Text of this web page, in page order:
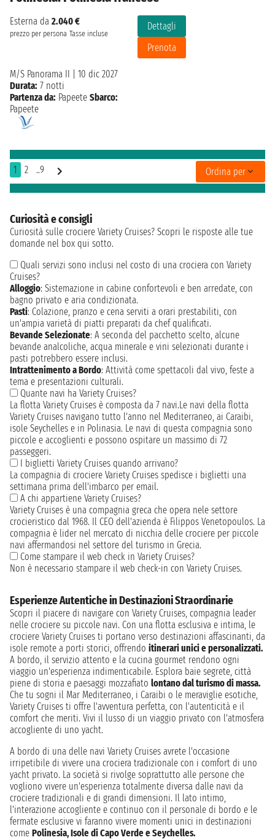
Esterna da 2.040 €
prezzo per persona Tasse incluse
Dettagli
Prenota
M/S Panorama II
10 dic 2027
Durata: 7 notti
Partenza da: Papeete Sbarco:
Papeete
1 2 ..9 Ordina per
Curiosità e consigli
Curiosità sulle crociere Variety Cruises? Scopri le risposte alle tue
domande nel box qui sotto.
Quali servizi sono inclusi nel costo di una crociera con Variety
Cruises?
Alloggio: Sistemazione in cabine confortevoli e ben arredate, con
bagno privato e aria condizionata.
Pasti: Colazione, pranzo e cena serviti a orari prestabiliti, con
un'ampia varietà di piatti preparati da chef qualificati.
Bevande Selezionate: A seconda del pacchetto scelto, alcune
bevande analcoliche, acqua minerale e vini selezionati durante i
pasti potrebbero essere inclusi.
Intrattenimento a Bordo: Attività come spettacoli dal vivo, feste a
tema e presentazioni culturali.
Quante navi ha Variety Cruises?
La flotta Variety Cruises è composta da 7 navi.Le navi della flotta
Variety Cruises navigano tutto l'anno nel Mediterraneo, ai Caraibi,
isole Seychelles e in Polinasia. Le navi di questa compagnia sono
piccole e accoglienti e possono ospitare un massimo di 72
passeggeri.
I biglietti Variety Cruises quando arrivano?
La compagnia di crociere Variety Cruises spedisce i biglietti una
settimana prima dell'imbarco per email.
A chi appartiene Variety Cruises?
Variety Cruises è una compagnia greca che opera nele settore
crocieristico dal 1968. Il CEO dell'azienda è Filippos Venetopoulos. La
compagnia è lider nel mercato di nicchia delle crociere per piccole
navi affermandosi nel settore del turismo in Grecia.
Come stampare il web check in Variety Cruises?
Non è necessario stampare il web check-in con Variety Cruises.
Esperienze Autentiche in Destinazioni Straordinarie
Scopri il piacere di navigare con Variety Cruises, compagnia leader
nelle crociere su piccole navi. Con una flotta esclusiva e intima, le
crociere Variety Cruises ti portano verso destinazioni affascinanti, da
isole remote a porti storici, offrendo itinerari unici e personalizzati.
A bordo, il servizio attento e la cucina gourmet rendono ogni
viaggio un'esperienza indimenticabile. Esplora baie segrete, città
piene di storia e paesaggi mozzafiato lontano dal turismo di massa.
Che tu sogni il Mar Mediterraneo, i Caraibi o le meraviglie esotiche,
Variety Cruises ti offre l'avventura perfetta, con l'autenticità e il
comfort che meriti. Vivi il lusso di un viaggio privato con l'atmosfera
accogliente di uno yacht.
A bordo di una delle navi Variety Cruises avrete l'occasione
irripetibile di vivere una crociera tradizionale con i comfort di uno
yacht privato. La società si rivolge soprattutto alle persone che
vogliono vivere un'esperienza totalmente diversa dalle navi da
crociere tradizionali e di grandi dimensioni. Il lato intimo,
l'interazione accogliente e continuo con il personale di bordo e le
fermate esclusive vi faranno vivere momenti unici in destinazioni
come Polinesia, Isole di Capo Verde e Seychelles.